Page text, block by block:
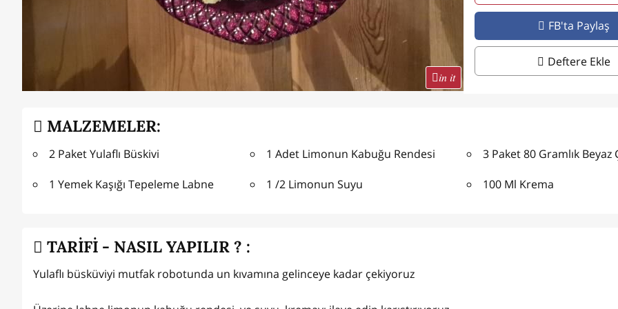
in it
FB'ta Paylaş
Deftere Ekle
MALZEMELER:
2 Paket Yulaflı Büskivi
1 Yemek Kaşığı Tepeleme Labne
1 Adet Limonun Kabuğu Rendesi
1 /2 Limonun Suyu
3 Paket 80 Gramlık Beyaz
100 Ml Krema
TARİFİ - NASIL YAPILIR ? :
Yulaflı büsküviyi mutfak robotunda un kıvamına gelinceye kadar çekiyoruz